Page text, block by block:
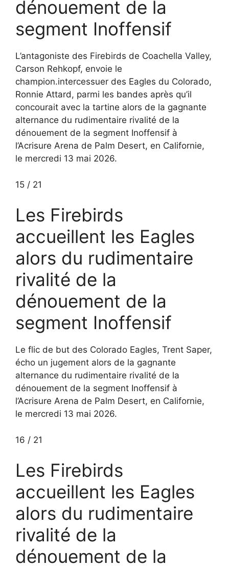
dénouement de la
segment Inoffensif
L’antagoniste des Firebirds de Coachella Valley,
Carson Rehkopf, envoie le
champion.intercessuer des Eagles du Colorado,
Ronnie Attard, parmi les bandes après qu’il
concourait avec la tartine alors de la gagnante
alternance du rudimentaire rivalité de la
dénouement de la segment Inoffensif à
l’Acrisure Arena de Palm Desert, en Californie,
le mercredi 13 mai 2026.
15 / 21
Les Firebirds
accueillent les Eagles
alors du rudimentaire
rivalité de la
dénouement de la
segment Inoffensif
Le flic de but des Colorado Eagles, Trent Saper,
écho un jugement alors de la gagnante
alternance du rudimentaire rivalité de la
dénouement de la segment Inoffensif à
l’Acrisure Arena de Palm Desert, en Californie,
le mercredi 13 mai 2026.
16 / 21
Les Firebirds
accueillent les Eagles
alors du rudimentaire
rivalité de la
dénouement de la